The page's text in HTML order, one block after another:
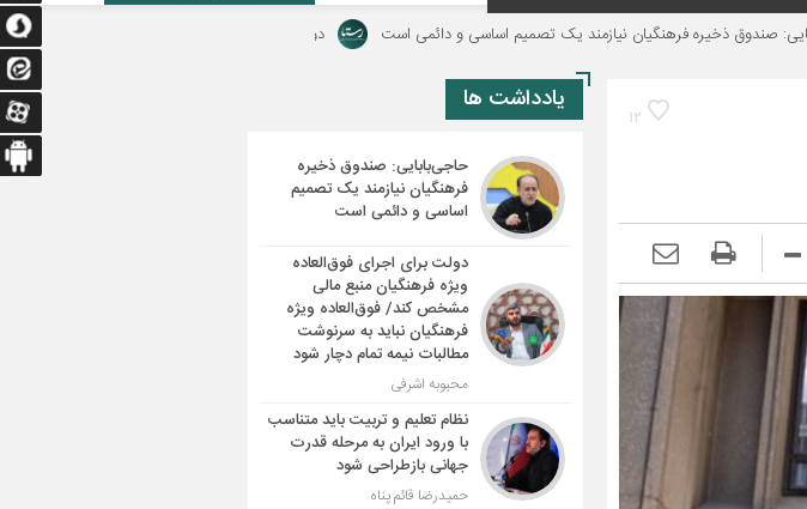
فرهنگیان نیازمند یک تصمیم اساسی و دائمی است دولت برای اجرای فوق‌العاده ویژه فرهنگیان منبع مالی مشخص کند/
12 یادداشت ها
حاجی‌بابایی: صندوق ذخیره
فرهنگیان نیازمند یک تصمیم
اساسی و دائمی است
دولت برای اجرای فوق‌العاده
ویژه فرهنگیان منبع مالی
مشخص کند/ فوق‌العاده ویژه
فرهنگیان نباید به سرنوشت
مطالبات نیمه‌ تمام دچار شود
محبوبه اشرفی
نظام تعلیم و تربیت باید متناسب
با ورود ایران به مرحله قدرت
جهانی بازطراحی شود
حمیدرضا قائم پناه